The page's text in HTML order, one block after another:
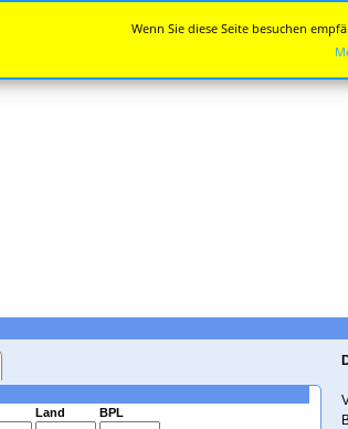
Land BPL
Wenn Sie diese Seite besuchen